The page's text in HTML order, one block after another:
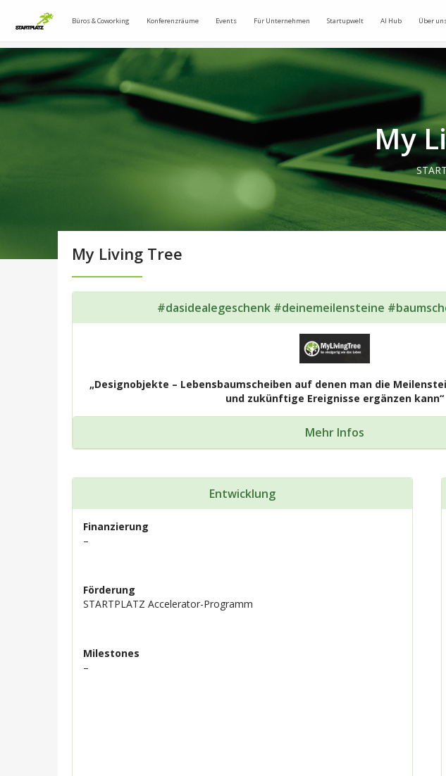
Büros & Coworking Konferenzräume Events Für Unternehmen Startupwelt AI Hub Über
My
My Living Tree
#dasidealegeschenk #deinemeilensteine
„Designobjekte – Lebensbaumscheiben auf denen man die
und zukünftige Ereignisse ergänzen kann“
Mehr Infos
Entwicklung
Finanzierung
–
Förderung
STARTPLATZ Accelerator-Programm
Milestones
–